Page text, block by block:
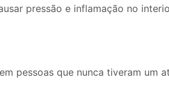
pressão e inflamação no
pessoas que nunca tiveram um